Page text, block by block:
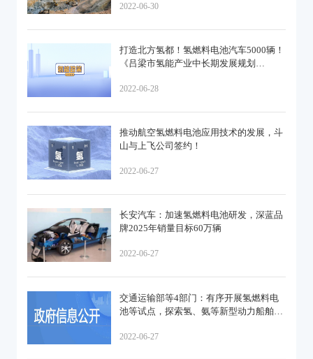
2022-06-30
打造北方氢都！氢燃料电池汽车5000辆！
《吕梁市氢能产业中长期发展规划
2022-06-28
推动航空氢燃料电池应用技术的发展，斗
山与上飞公司签约！
2022-06-27
长安汽车：加速氢燃料电池研发，深蓝品
牌2025年销量目标60万辆
2022-06-27
交通运输部等4部门：有序开展氢燃料电
池等试点，探索氢、氨等新型动力船舶的
2022-06-27